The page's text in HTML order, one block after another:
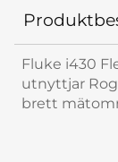
Fluke i430
utnyttjar
brett